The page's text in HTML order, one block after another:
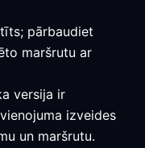
pārbaudiet
maršrutu ar
versija ir
izveides
un maršrutu.